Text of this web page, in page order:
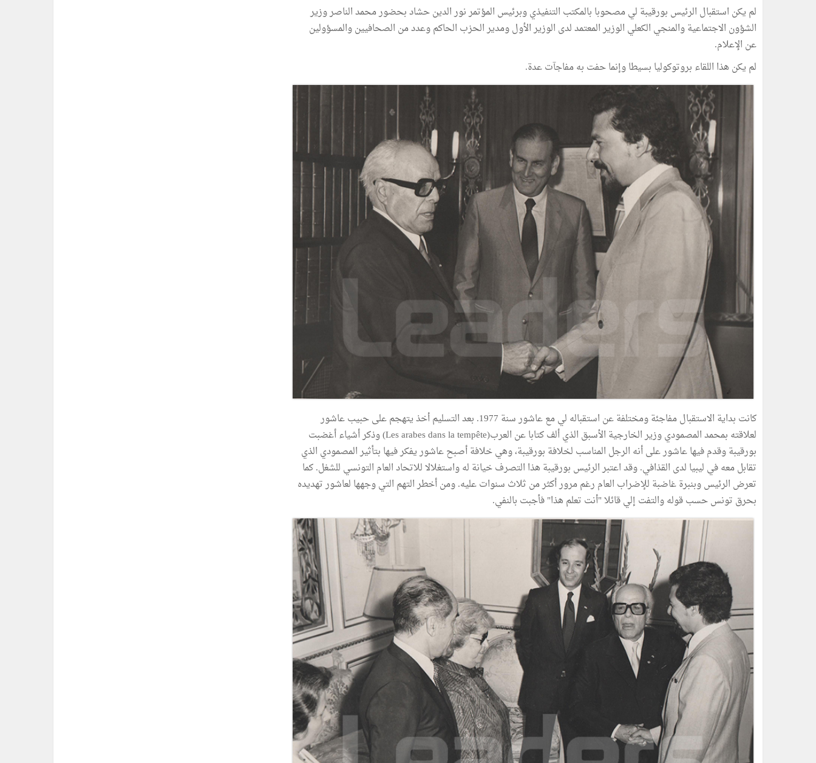
لم يكن استقبال الرئيس بورقيبة لي مصحوبا بالمكتب التنفيذي وبرئيس المؤتمر نور الدين حشاد بحضور محمد الناصر وزير
الشؤون الاجتماعية والمنجي الكعلي الوزير المعتمد لدى الوزير الأول ومدير الحزب الحاكم وعدد من الصحافيين والمسؤولين
عن الإعلام.
لم يكن هذا اللقاء بروتوكوليا بسيطا وإنما حفت به مفاجآت عدة.
كانت بداية الاستقبال مفاجئة ومختلفة عن استقباله لي مع عاشور سنة 1977. بعد التسليم أخذ يتهجم على حبيب عاشور
لعلاقته بمحمد المصمودي وزير الخارجية الأسبق الذي ألف كتابا عن العرب(Les arabes dans la tempête) وذكر أشياء أغضبت
بورقيبة وقدم فيها عاشور على أنه الرجل المناسب لخلافة بورقيبة، وهي خلافة أصبح عاشور يفكر فيها بتأثير المصمودي الذي
تقابل معه في ليبيا لدى القذافي. وقد اعتبر الرئيس بورقيبة هذا التصرف خيانة له واستغلالا للاتحاد العام التونسي للشغل. كما
تعرض الرئيس وبنبرة غاضبة للإضراب العام رغم مرور أكثر من ثلاث سنوات عليه. ومن أخطر التهم التي وجهها لعاشور تهديده
بحرق تونس حسب قوله والتفت إلي قائلا "أنت تعلم هذا" فأجبت بالنفي.